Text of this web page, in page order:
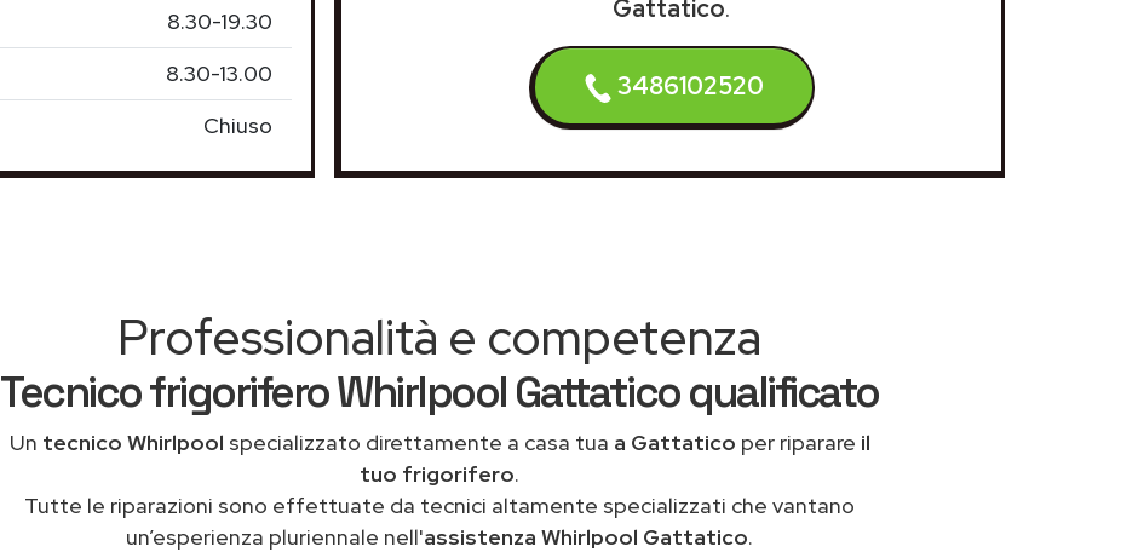
8.30-19.30
8.30-13.00
Chiuso
Gattatico.
3486102520
Professionalità e competenza
Tecnico frigorifero Whirlpool Gattatico qualificato
Un tecnico Whirlpool specializzato direttamente a casa tua a Gattatico per riparare il
tuo frigorifero.
Tutte le riparazioni sono effettuate da tecnici altamente specializzati che vantano
un’esperienza pluriennale nell'assistenza Whirlpool Gattatico.